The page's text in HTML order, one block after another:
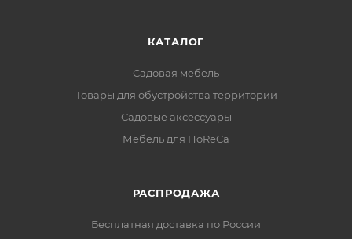
КАТАЛОГ
Садовая мебель
Товары для обустройства территории
Садовые аксессуары
Мебель для HoReCa
РАСПРОДАЖА
Бесплатная доставка по России